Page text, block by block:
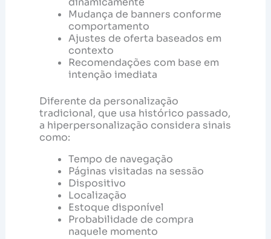
Mudança de banners conforme
comportamento
Ajustes de oferta baseados em
contexto
Recomendações com base em
intenção imediata
Diferente da personalização
tradicional, que usa histórico passado,
a hiperpersonalização considera sinais
como:
Tempo de navegação
Páginas visitadas na sessão
Dispositivo
Localização
Estoque disponível
Probabilidade de compra
naquele momento